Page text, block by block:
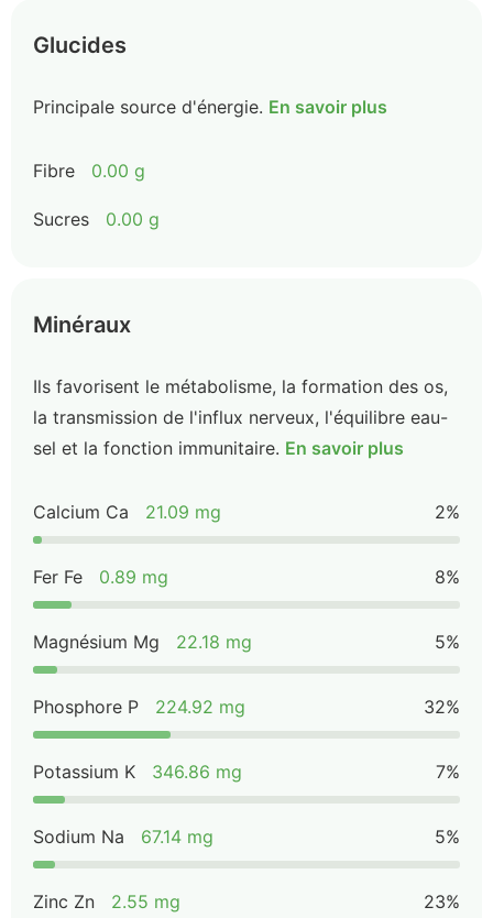
Glucides
Principale source d'énergie. En savoir plus
Fibre 0.00 g
Sucres 0.00 g
Minéraux
Ils favorisent le métabolisme, la formation des os,
la transmission de l'influx nerveux, l'équilibre eau-
sel et la fonction immunitaire. En savoir plus
Calcium Ca 21.09 mg 2%
Fer Fe 0.89 mg 8%
Magnésium Mg 22.18 mg 5%
Phosphore P 224.92 mg 32%
Potassium K 346.86 mg 7%
Sodium Na 67.14 mg 5%
Zinc Zn 2.55 mg 23%